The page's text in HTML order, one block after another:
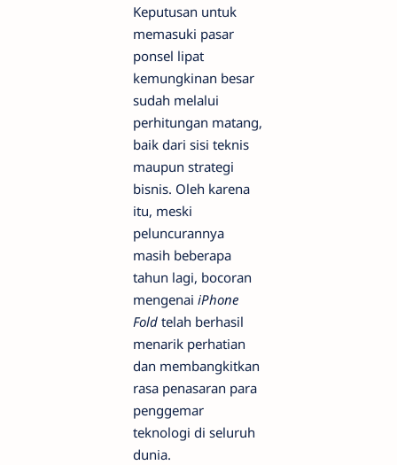
Keputusan untuk
memasuki pasar
ponsel lipat
kemungkinan besar
sudah melalui
perhitungan matang,
baik dari sisi teknis
maupun strategi
bisnis. Oleh karena
itu, meski
peluncurannya
masih beberapa
tahun lagi, bocoran
mengenai iPhone
Fold telah berhasil
menarik perhatian
dan membangkitkan
rasa penasaran para
penggemar
teknologi di seluruh
dunia.